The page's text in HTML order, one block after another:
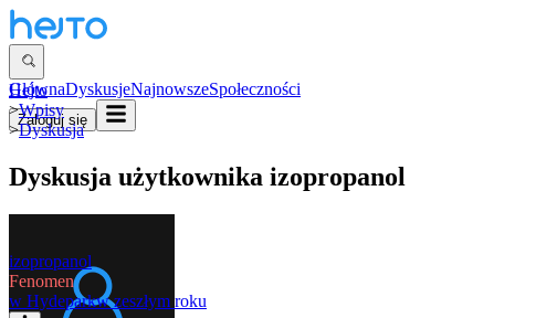
GłównaDyskusjeNajnowszeSpołeczności
Zaloguj się
Hejto
>Wpisy
>Dyskusja
Dyskusja użytkownika izopropanol
izopropanol
Fenomen
w Hydeparkw zeszłym roku